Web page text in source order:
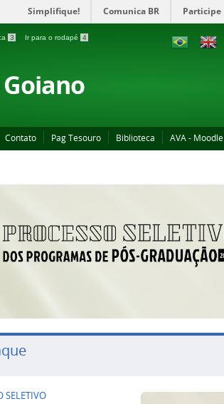
Simplifique! Comunica BR Participe
3 Ir para o rodapé 4
Contato Pag Tesouro Biblioteca AVA - Moodle
SELETIVO